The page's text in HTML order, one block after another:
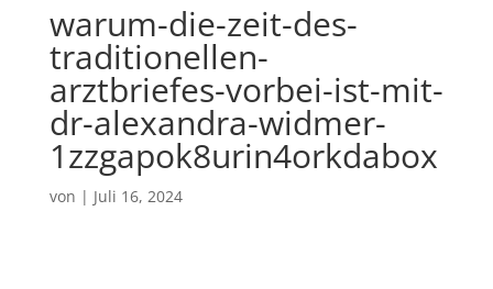
warum-die-zeit-des-
traditionellen-
arztbriefes-vorbei-ist-mit-
dr-alexandra-widmer-
1zzgapok8urin4orkdabox
von | Juli 16, 2024